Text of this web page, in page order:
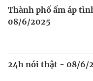
Thành phố ấm áp
08/6/2025
24h nói thật - 08/6/